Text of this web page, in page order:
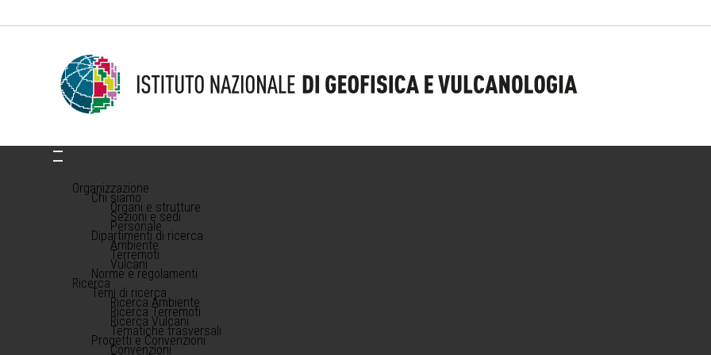
Organizzazione
Chi siamo
Organi e strutture
Sezioni e sedi
Personale
Dipartimenti di ricerca
Ambiente
Terremoti
Vulcani
Norme e regolamenti
Ricerca
Temi di ricerca
Ricerca Ambiente
Ricerca Terremoti
Ricerca Vulcani
Tematiche trasversali
Progetti e Convenzioni
Convenzioni